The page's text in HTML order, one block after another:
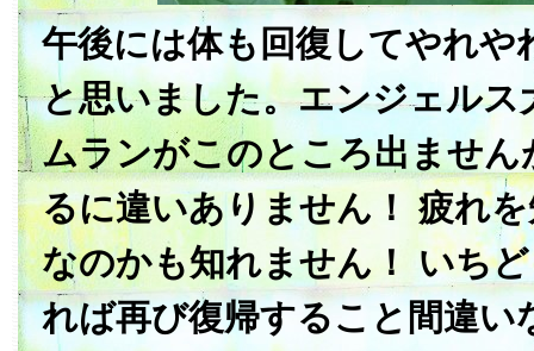
午後には体も回復してやれや
と思いました。エンジェルス
ムランがこのところ出ませ
るに違いありません！ 疲れ
なのかも知れません！ いち
れば再び復帰すること間違い